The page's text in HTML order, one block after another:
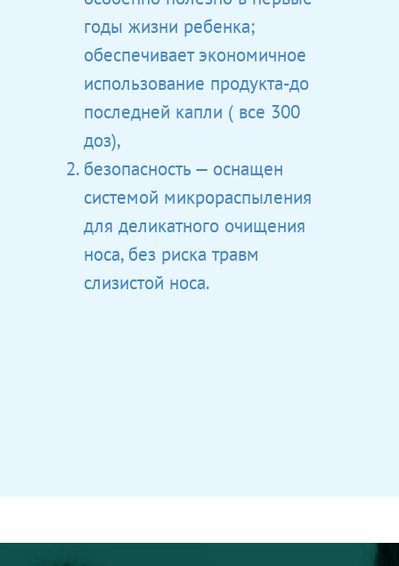
годы жизни ребенка;
обеспечивает экономичное
использование продукта-до
последней капли ( все 300
доз),
безопасность — оснащен
системой микрораспыления
для деликатного очищения
носа, без риска травм
слизистой носа.